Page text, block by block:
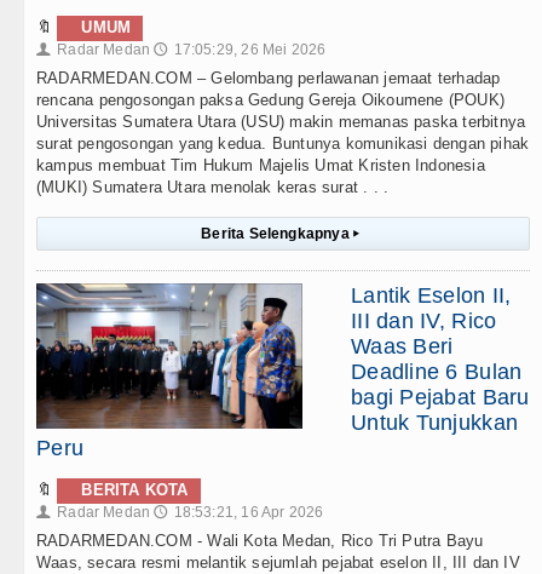
🔖 UMUM
👤 Radar Medan 🕔 17:05:29, 26 Mei 2026
RADARMEDAN.COM – Gelombang perlawanan jemaat terhadap
rencana pengosongan paksa Gedung Gereja Oikoumene (POUK)
Universitas Sumatera Utara (USU) makin memanas paska terbitnya
surat pengosongan yang kedua. Buntunya komunikasi dengan pihak
kampus membuat Tim Hukum Majelis Umat Kristen Indonesia
(MUKI) Sumatera Utara menolak keras surat . . .
Berita Selengkapnya ▸
Lantik Eselon II,
III dan IV, Rico
Waas Beri
Deadline 6 Bulan
bagi Pejabat Baru
Untuk Tunjukkan
Peru
🔖 BERITA KOTA
👤 Radar Medan 🕔 18:53:21, 16 Apr 2026
RADARMEDAN.COM - Wali Kota Medan, Rico Tri Putra Bayu
Waas, secara resmi melantik sejumlah pejabat eselon II, III dan IV